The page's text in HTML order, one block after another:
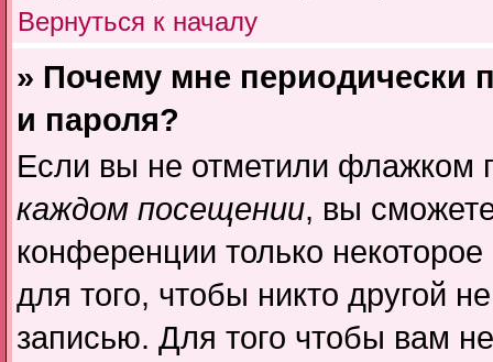
Вернуться к началу
» Почему мне периодически
и пароля?
Если вы не отметили флажком
каждом посещении, вы
конференции только
для того, чтобы никто другой
записью. Для того чтобы вам